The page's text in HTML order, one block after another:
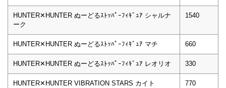
HUNTER✕HUNTER ぬーどるｽﾄｯﾊﾟｰﾌｨｷﾞｭｱ シャルナ
ーク
1540
HUNTER✕HUNTER ぬーどるｽﾄｯﾊﾟｰﾌｨｷﾞｭｱ マチ 660
HUNTER✕HUNTER ぬーどるｽﾄｯﾊﾟｰﾌｨｷﾞｭｱ レオリオ 330
HUNTER✕HUNTER VIBRATION STARS カイト 770